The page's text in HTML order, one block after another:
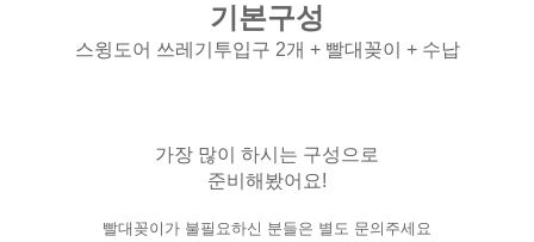
기본구성
스윙도어 쓰레기투입구 2개 + 빨대꽂이 + 수납
가장 많이 하시는 구성으로
준비해봤어요!
빨대꽂이가 불필요하신 분들은 별도 문의주세요